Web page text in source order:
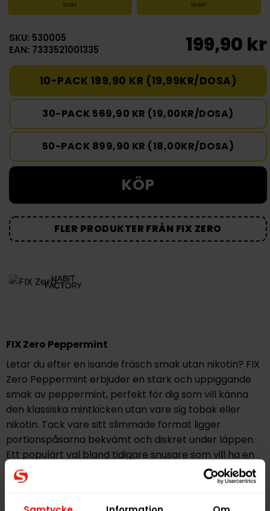
SLIM MINT
SKU: 530005
EAN: 7333521001335
199,90 kr
10-PACK 199,90 KR (19,99KR/DOSA)
30-PACK 569,90 KR (19,00KR/DOSA)
50-PACK 899,90 KR (18,00KR/DOSA)
KÖP
FLER PRODUKTER FRÅN FIX ZERO
FIX Zero Peppermint
Letar du efter en isande fräsch smak utan nikotin? FIX
Zero Peppermint erbjuder en stark och uppiggande
smak av peppermint, perfekt för dig som vill känna
den klassiska mintkicken utan vare sig tobak eller
nikotin. Tack vare sitt slimmade format ligger
portionspåsarna bekvämt och diskret under läppen.
Ett populärt val bland tidigare snusare som vill ha en
naturligt fräsch känsla.
Hitta alla produkter frånFIX Zero